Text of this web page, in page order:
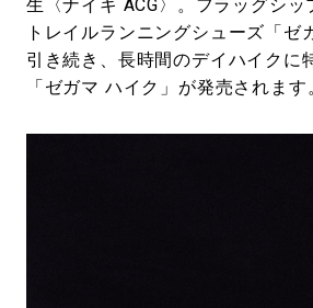
生〈ナイキ ACG〉。フラッグシッ
トレイルランニングシューズ「ゼ
引き続き、長時間のデイハイクに
「ゼガマ ハイク」が発売されます